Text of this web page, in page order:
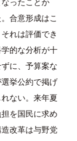
ったことか
合意形成はこ
れは評価でき
的な分析が十
に、予算案な
挙公約で掲げ
ない。来年夏
を国民に求め
改革は与野党